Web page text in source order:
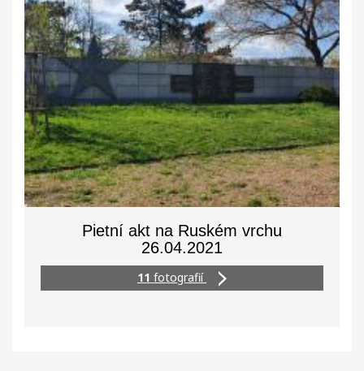
Pietní akt na Ruském vrchu
26.04.2021
11 fotografií